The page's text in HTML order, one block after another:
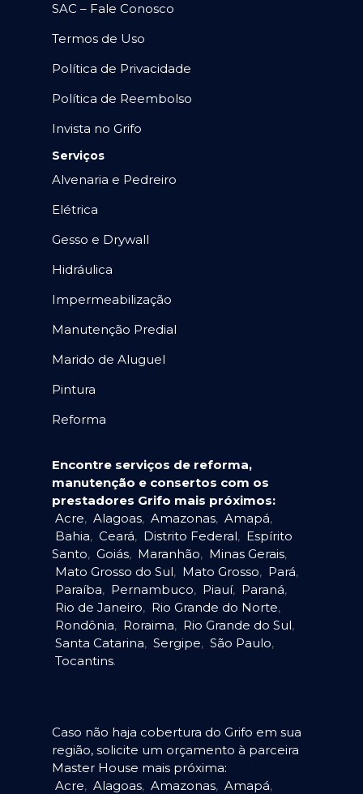
SAC – Fale Conosco
Termos de Uso
Política de Privacidade
Política de Reembolso
Invista no Grifo
Serviços
Alvenaria e Pedreiro
Elétrica
Gesso e Drywall
Hidráulica
Impermeabilização
Manutenção Predial
Marido de Aluguel
Pintura
Reforma
Encontre serviços de reforma,
manutenção e consertos com os
prestadores Grifo mais próximos:
Acre, Alagoas, Amazonas, Amapá,
Bahia, Ceará, Distrito Federal, Espírito
Santo, Goiás, Maranhão, Minas Gerais,
Mato Grosso do Sul, Mato Grosso, Pará,
Paraíba, Pernambuco, Piauí, Paraná,
Rio de Janeiro, Rio Grande do Norte,
Rondônia, Roraima, Rio Grande do Sul,
Santa Catarina, Sergipe, São Paulo,
Tocantins.
Caso não haja cobertura do Grifo em sua
região, solicite um orçamento à parceira
Master House mais próxima:
Acre, Alagoas, Amazonas, Amapá,